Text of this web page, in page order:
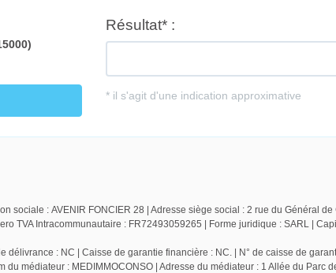
sociale : AVENIR FONCIER 28 | Adresse siège social : 2 rue du Général de
TVA Intracommunautaire : FR72493059265 | Forme juridique : SARL |
: NC | Caisse de garantie financière : NC. | N° de caisse de
médiateur : MEDIMMOCONSO | Adresse du médiateur : 1 Allée du Parc